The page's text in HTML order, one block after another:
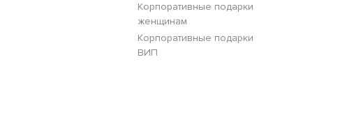
Корпоративные подарки
женщинам
Корпоративные подарки
ВИП